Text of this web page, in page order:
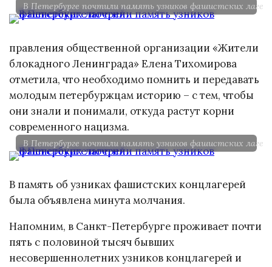
В Петербурге почтили память узников фашистских
правления общественной организации «Жители
блокадного Ленинграда» Елена Тихомирова
отметила, что необходимо помнить и передавать
молодым петербуржцам историю – с тем, чтобы
они знали и понимали, откуда растут корни
современного нацизма.
В Петербурге почтили память узников фашистских
В память об узниках фашистских концлагерей
была объявлена минута молчания.
Напомним, в Санкт-Петербурге проживает почти
пять с половиной тысяч бывших
несовершеннолетних узников концлагерей и